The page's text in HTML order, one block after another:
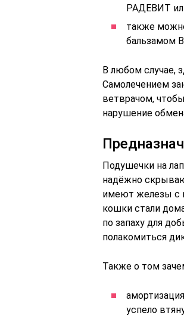
РАДЕВИТ
также
бальзамом
В любом случае,
Самолечением
ветврачом,
нарушение
Подушечки на
надёжно
имеют железы с
кошки стали
по запаху для
полакомиться
Также о том
успело